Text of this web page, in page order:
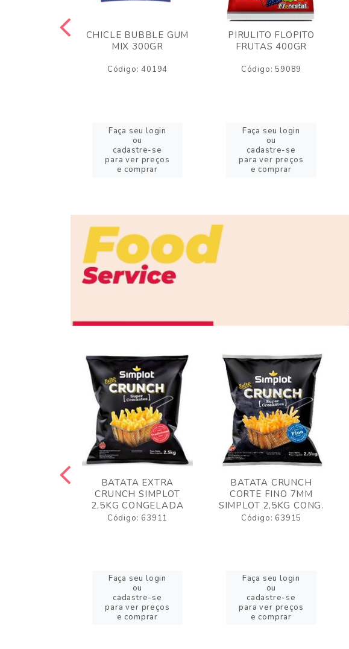
CHICLE BUBBLE GUM
MIX 300GR
Código: 40194
Faça seu login
ou
cadastre-se
para ver preços
e comprar
PIRULITO FLOPITO
FRUTAS 400GR
Código: 59089
Faça seu login
ou
cadastre-se
para ver preços
e comprar
BATATA EXTRA
CRUNCH SIMPLOT
2,5KG CONGELADA
Código: 63911
Faça seu login
ou
cadastre-se
para ver preços
e comprar
BATATA CRUNCH
CORTE FINO 7MM
SIMPLOT 2,5KG CONG.
Código: 63915
Faça seu login
ou
cadastre-se
para ver preços
e comprar